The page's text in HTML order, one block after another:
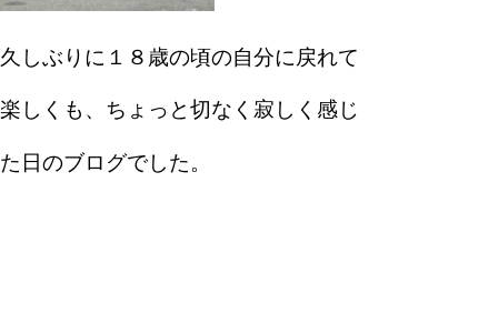
久しぶりに１８歳の頃の自分に戻れて
楽しくも、ちょっと切なく寂しく感じ
た日のブログでした。